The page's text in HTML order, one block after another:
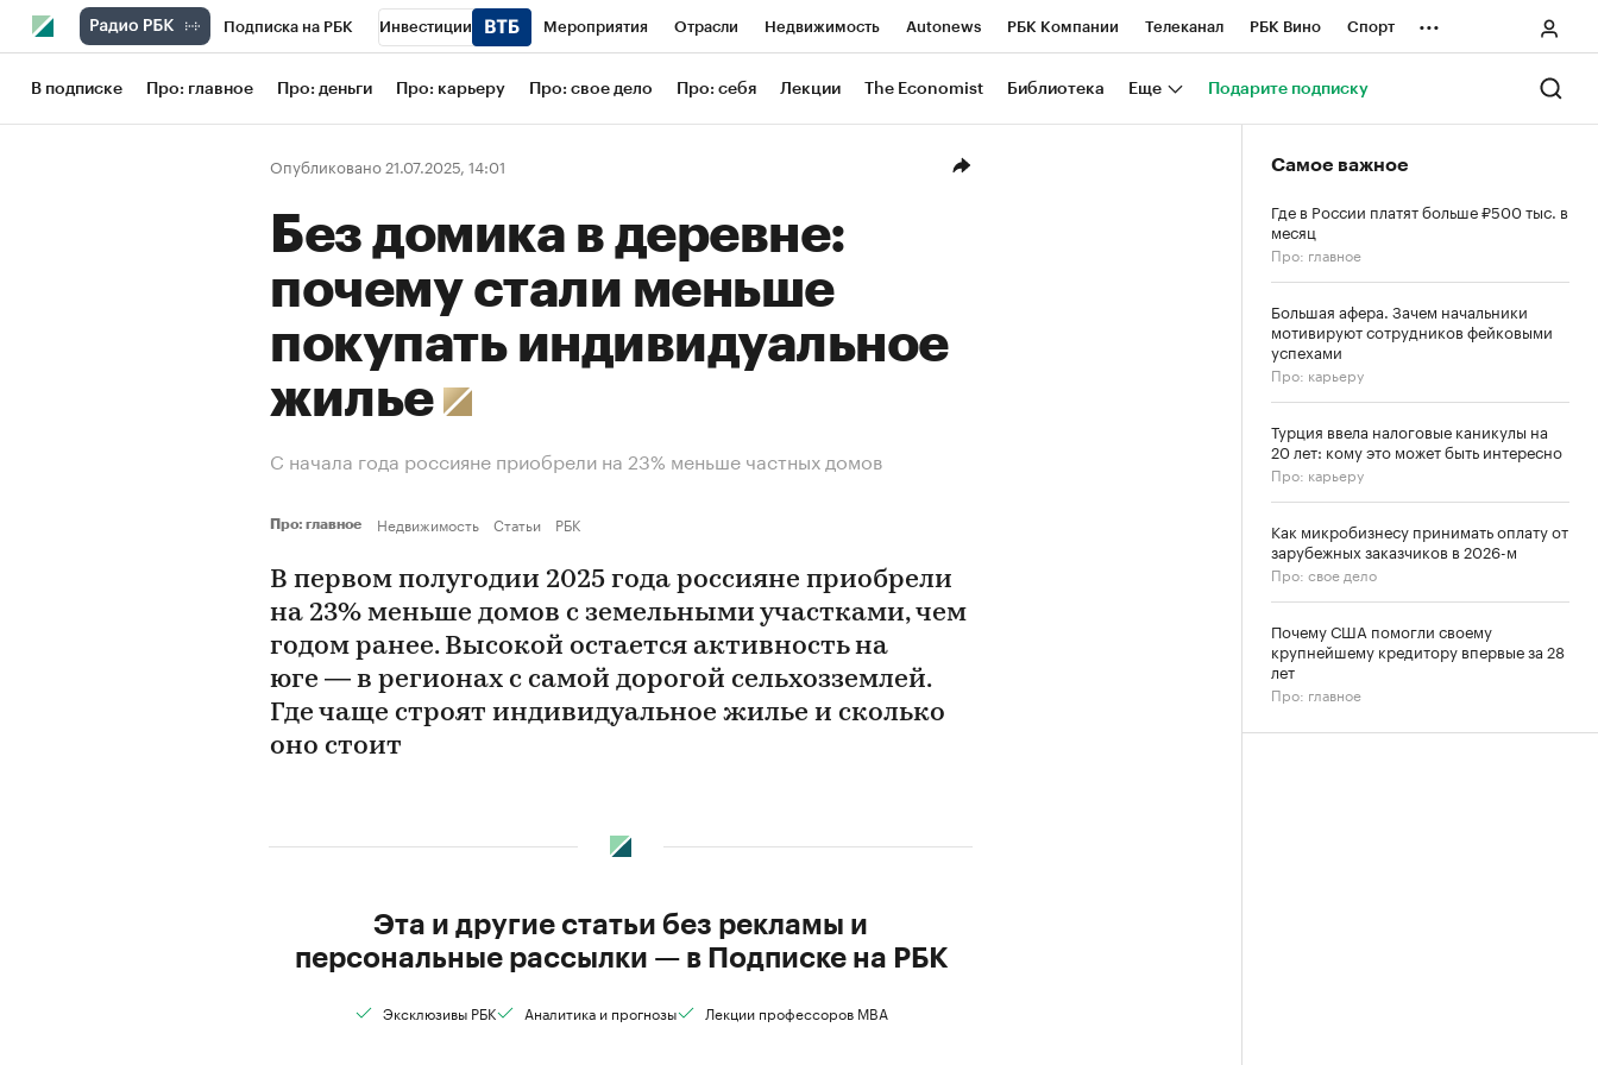
Подписка на РБК Инвестиции Мероприятия Отрасли Недвижимость Autonews РБК Компании Телеканал РБК Вино Спорт
Школа управления РБК РБК Образование РБК Life Тренды Визионеры Национальные проекты Город
Рынок наличной валюты
...
В подписке Про: главное Про: деньги Про: карьеру Про: свое дело Про: себя Лекции The Economist Библиотека Еще Подарите подписку
Опубликовано 21.07.2025, 14:01
Без домика в деревне:
почему стали меньше
покупать индивидуальное
жилье
С начала года россияне приобрели на 23% меньше частных домов
Про: главное Недвижимость Статьи РБК
В первом полугодии 2025 года россияне приобрели
на 23% меньше домов с земельными участками, чем
годом ранее. Высокой остается активность на
юге — в регионах с самой дорогой сельхозземлей.
Где чаще строят индивидуальное жилье и сколько
оно стоит
Эта и другие статьи без рекламы и
персональные рассылки — в Подписке на РБК
Эксклюзивы РБК Аналитика и прогнозы Лекции профессоров MBA
Самое важное
Где в России платят больше ₽500 тыс. в
месяц
Про: главное
Большая афера. Зачем начальники
мотивируют сотрудников фейковыми
успехами
Про: карьеру
Турция ввела налоговые каникулы на
20 лет: кому это может быть интересно
Про: карьеру
Как микробизнесу принимать оплату от
зарубежных заказчиков в 2026-м
Про: свое дело
Почему США помогли своему
крупнейшему кредитору впервые за 28
лет
Про: главное